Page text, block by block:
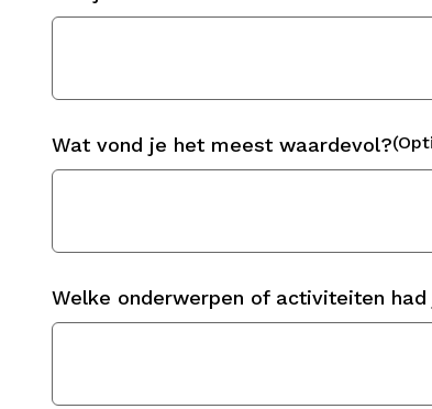
Wat vond je het meest waardevol?
Welke onderwerpen of activiteiten